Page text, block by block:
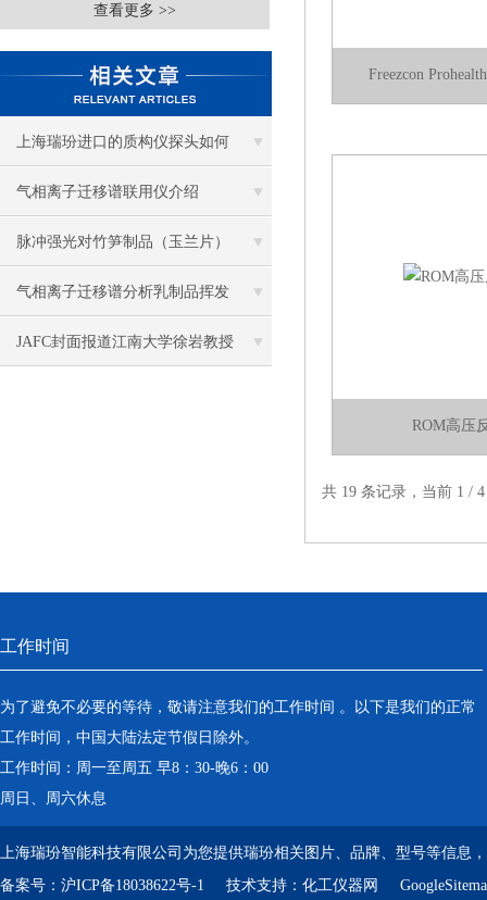
查看更多 >>
上海瑞玢进口的质构仪探头如何
选择？
气相离子迁移谱联用仪介绍
脉冲强光对竹笋制品（玉兰片）
杀菌效果及品质的影响
气相离子迁移谱分析乳制品挥发
性风味化合物
JAFC封面报道江南大学徐岩教授
Freezcon
ROM高压
共 19 条记录，当前 1
工作时间
为了避免不必要的等待，敬请注意我们的工作时间 。以下是我们的正常
工作时间，中国大陆法定节假日除外。
工作时间：周一至周五 早8：30-晚6：00
周日、周六休息
上海瑞玢智能科技有限公司为您提供瑞玢相关图片、品牌、型号等信息
备案号： 沪ICP备18038622号-1 技术支持： 化工仪器网